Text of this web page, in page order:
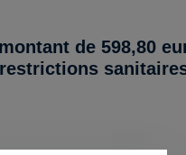
de 598,80